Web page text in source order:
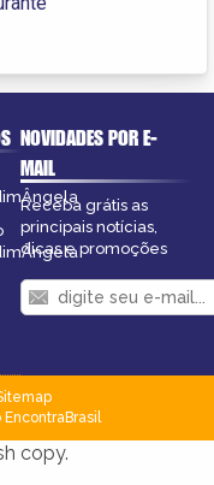
NOVIDADES POR E-
MAIL
Receba grátis as
principais notícias,
dicas e promoções
copy.